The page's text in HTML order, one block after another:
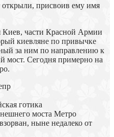
открыли, присвоив ему имя
Киев, части Красной Армии
киевляне по привычке
за ним по направлению к
мост. Сегодня примерно на
готика
моста Метро
взорван, ныне недалеко от